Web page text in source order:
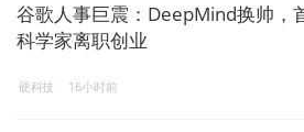
谷歌人事巨震：DeepMind换帅，
科学家离职创业
硬科技 16小时前